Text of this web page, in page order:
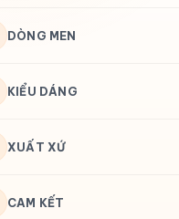
DÒNG MEN
KIỂU DÁNG
XUẤT XỨ
CAM KẾT